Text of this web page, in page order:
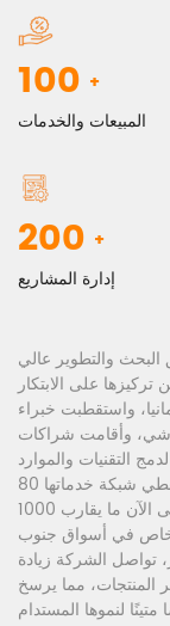
100 +
المبيعات والخدمات
200 +
إدارة المشاريع
والتطوير عالي
تركيزها على الابتكار
واستقطبت خبراء
وأقامت شراكات
التقنيات والموارد
المتقدمة من الخارج. وتتجاوز أعمالها الحدود، إذ تغطي شبكة خدماتها 80
دولة ومنطقة حول العالم. وقد أنجزت هوالي حتى الآن ما يقارب 1000
خاص في أسواق جنوب
تواصل الشركة زيادة
المنتجات، مما يرسخ